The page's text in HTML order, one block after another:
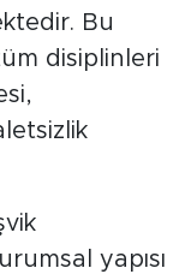
Bu
disiplinleri
yapısı